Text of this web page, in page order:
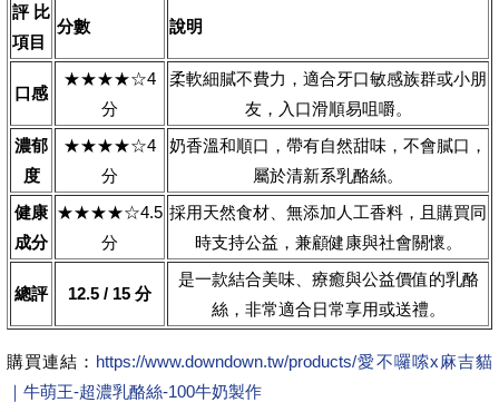
評比
項目
分數 說明
口感
★★★★☆4
分
柔軟細膩不費力，適合牙口敏感族群或小朋
友，入口滑順易咀嚼。
濃郁
度
★★★★☆4
分
奶香溫和順口，帶有自然甜味，不會膩口，
屬於清新系乳酪絲。
健康
成分
★★★★☆4.5
分
採用天然食材、無添加人工香料，且購買同
時支持公益，兼顧健康與社會關懷。
總評 12.5 / 15 分
是一款結合美味、療癒與公益價值的乳酪
絲，非常適合日常享用或送禮。
購買連結： https://www.downdown.tw/products/愛不囉嗦x麻吉貓
｜牛萌王-超濃乳酪絲-100牛奶製作